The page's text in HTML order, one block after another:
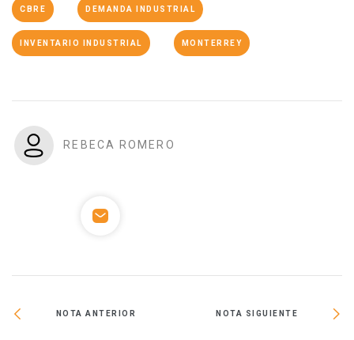
CBRE DEMANDA INDUSTRIAL
INVENTARIO INDUSTRIAL MONTERREY
REBECA ROMERO
NOTA ANTERIOR NOTA SIGUIENTE